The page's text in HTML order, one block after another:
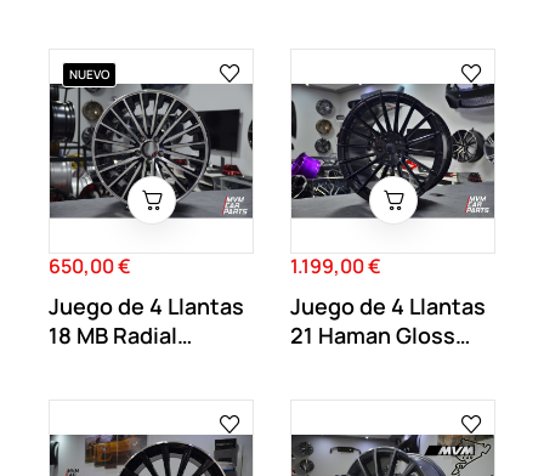
NUEVO
Precio
650,00 €
Juego de 4 Llantas
18 MB Radial
Precio
1.199,00 €
Juego de 4 Llantas
21 Haman Gloss